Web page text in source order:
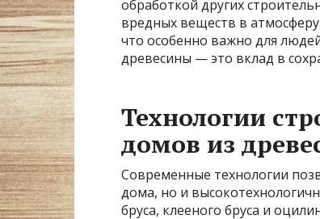
обработкой других
вредных веществ в
что особенно важно для
древесины — это вклад в
Технологии
домов из
Современные технологии
дома, но и
бруса, клееного бруса и